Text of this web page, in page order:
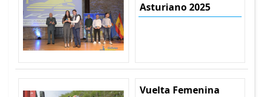
Asturiano 2025
Vuelta Femenina